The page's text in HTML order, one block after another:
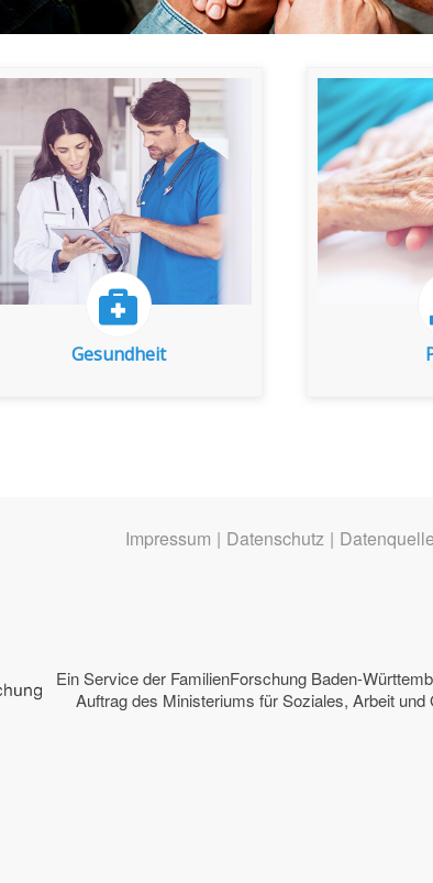
Gesundheit
Gesundheit
zu den Indikatoren zu
Impressum | Datenschutz |
Ein Service der FamilienForschung Baden-
Auftrag des Ministeriums für Soziales, Arbeit